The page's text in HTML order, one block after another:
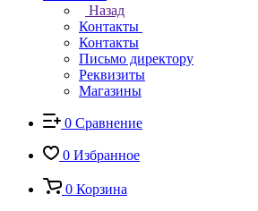
Назад
Контакты
Контакты
Письмо директору
Реквизиты
Магазины
0 Сравнение
0 Избранное
0 Корзина